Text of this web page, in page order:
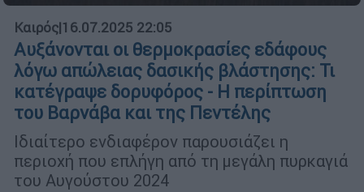
Καιρός|16.07.2025 22:05
Αυξάνονται οι θερμοκρασίες εδάφους
λόγω απώλειας δασικής βλάστησης: Τι
κατέγραψε δορυφόρος - Η περίπτωση
του Βαρνάβα και της Πεντέλης
Ιδιαίτερο ενδιαφέρον παρουσιάζει η
περιοχή που επλήγη από τη μεγάλη πυρκαγιά
του Αυγούστου 2024